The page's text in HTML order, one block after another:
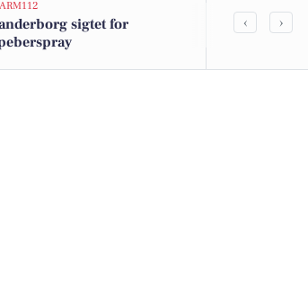
sigtet for
Savner du
‹ ›